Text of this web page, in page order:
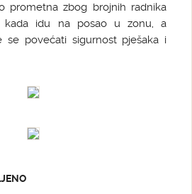
prometna zbog brojnih radnika
kada idu na posao u zonu, a
se povećati sigurnost pješaka i